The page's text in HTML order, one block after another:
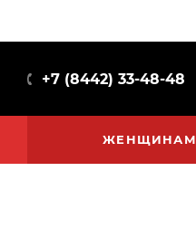
+7 (8442) 33-48-48
ЖЕНЩИНАМ